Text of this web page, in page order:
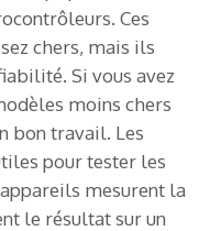
Ces
chers, mais ils
Si vous avez
moins chers
bon travail. Les
pour tester les
mesurent la
le résultat sur un